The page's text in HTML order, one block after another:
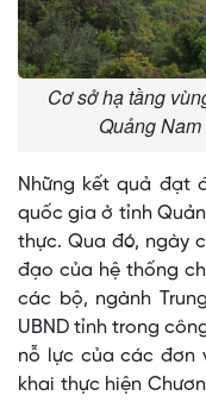
Cơ sở hạ tầng
Quảng
Những kết quả đạt
quốc gia ở tỉnh
thực. Qua đó, ngày
đạo của hệ thống
các bộ, ngành
UBND tỉnh trong
nỗ lực của các đơn
khai thực hiện